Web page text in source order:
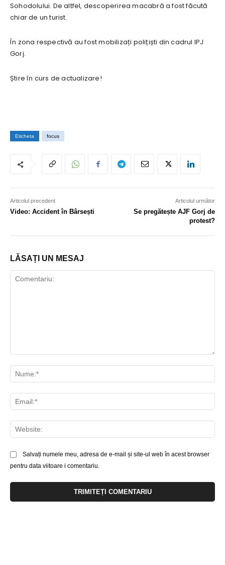
Sohodolului. De altfel, descoperirea macabră a fost făcută
chiar de un turist.
În zona respectivă au fost mobilizați polițiști din cadrul IPJ
Gorj.
Știre în curs de actualizare!
Eticheta focus
Articolul precedent
Video: Accident în Bârsești
Articolul următor
Se pregătește AJF Gorj de
protest?
LĂSAȚI UN MESAJ
Salvați numele meu, adresa de e-mail și site-ul web în acest browser
pentru data viitoare i comentariu.